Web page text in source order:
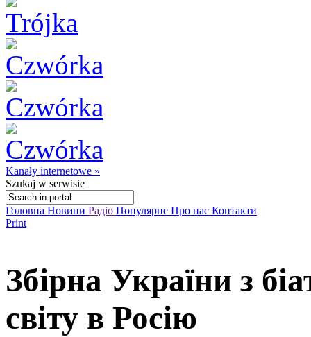
Kanały internetowe »
Szukaj w serwisie
Головна Новини Радіо Популярне Про нас Контакти
Print
Збірна України з
світу в Росію